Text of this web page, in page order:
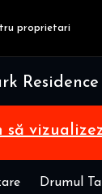
proprietari
Residence
să
Drumul